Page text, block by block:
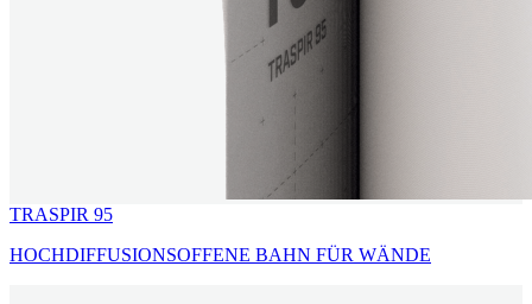
TRASPIR 95
HOCHDIFFUSIONSOFFENE BAHN FÜR WÄNDE